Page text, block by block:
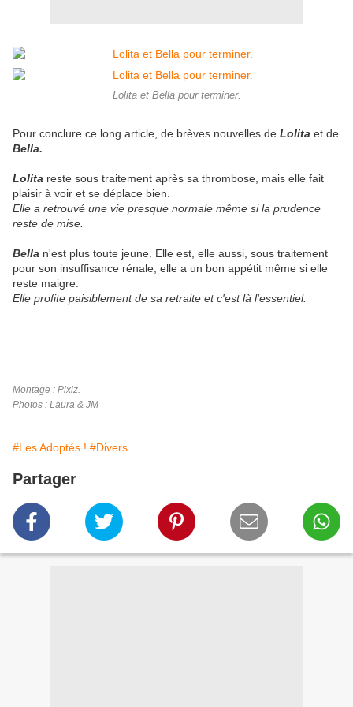
Lolita et Bella pour terminer.
Pour conclure ce long article, de brèves nouvelles de Lolita et de
Bella.
Lolita reste sous traitement après sa thrombose, mais elle fait
plaisir à voir et se déplace bien.
Elle a retrouvé une vie presque normale même si la prudence
reste de mise.
Bella n'est plus toute jeune. Elle est, elle aussi, sous traitement
pour son insuffisance rénale, elle a un bon appétit même si elle
reste maigre.
Elle profite paisiblement de sa retraite et c'est là l'essentiel.
Montage : Pixiz.
Photos : Laura & JM
#Les Adoptés ! #Divers
Partager